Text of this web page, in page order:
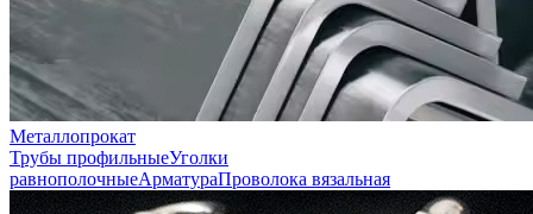
Металлопрокат
Трубы профильныеУголки
равнополочныеАрматураПроволока вязальная